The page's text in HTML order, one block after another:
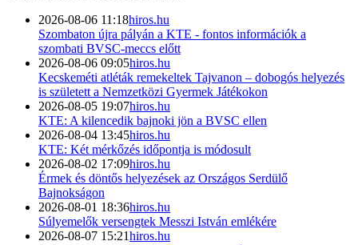
2026-08-06 11:18hiros.hu
Szombaton újra pályán a KTE - fontos információk a
szombati BVSC-meccs előtt
2026-08-06 09:05hiros.hu
Kecskeméti atléták remekeltek Tajvanon – dobogós helyezés
is született a Nemzetközi Gyermek Játékokon
2026-08-05 19:07hiros.hu
KTE: A kilencedik bajnoki jön a BVSC ellen
2026-08-04 13:45hiros.hu
KTE: Két mérkőzés időpontja is módosult
2026-08-02 17:09hiros.hu
Érmek és döntős helyezések az Országos Serdülő
Bajnokságon
2026-08-01 18:36hiros.hu
Súlyemelők versengtek Messzi István emlékére
2026-08-07 15:21hiros.hu